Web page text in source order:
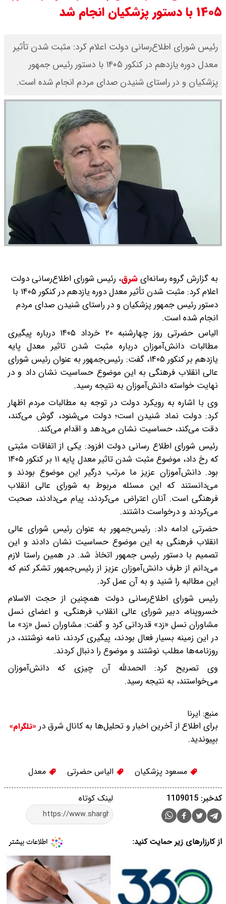
قیمت خودرو‌های ایران خودرو امروز
دوشنبه ۱۹ مرداد ۱۴۰۵ / قیمت پژو
۲۰۷ چند ؟ + جدول
قیمت بیت کوین ،تتر و اتریوم امروز
دوشنبه ۱۹ مرداد ۱۴۰۵ / قیمت تتر چند
؟ + جدول
مرداد ۱۴۰۵ / قیمت دلار چند؟ + جدول
۱۴۰۵ با دستور پزشکیان انجام شد
رئیس شورای اطلاع‌رسانی دولت اعلام کرد: مثبت شدن تأثیر
معدل دوره یازدهم در کنکور ۱۴۰۵ با دستور رئیس جمهور
پزشکیان و در راستای شنیدن صدای مردم انجام شده است.
به گزارش گروه رسانه‌ایشرق، رئیس شورای اطلاع‌رسانی دولت
اعلام کرد: مثبت شدن تأثیر معدل دوره یازدهم در کنکور ۱۴۰۵ با
دستور رئیس جمهور پزشکیان و در راستای شنیدن صدای مردم
انجام شده است.
الیاس حضرتی روز چهارشنبه ۲۰ خرداد ۱۴۰۵ درباره پیگیری
مطالبات دانش‌آموزان درباره مثبت شدن تاثیر معدل پایه
یازدهم بر کنکور ۱۴۰۵، گفت: رئیس‌جمهور به عنوان رئیس شورای
عالی انقلاب فرهنگی به این موضوع حساسیت نشان داد و در
نهایت خواسته دانش‌آموزان به نتیجه رسید.
وی با اشاره به رویکرد دولت در توجه به مطالبات مردم اظهار
کرد: دولت نماد شنیدن است؛ دولت می‌شنود، گوش می‌کند،
دقت می‌کند، حساسیت نشان می‌دهد و اقدام می‌کند.
رئیس شورای اطلاع رسانی دولت افزود: یکی از اتفاقات مثبتی
که رخ داد، موضوع مثبت شدن تاثیر معدل پایه ۱۱ بر کنکور ۱۴۰۵
بود. دانش‌آموزان عزیز ما مرتب درگیر این موضوع بودند و
می‌دانستند که این مسئله مربوط به شورای عالی انقلاب
فرهنگی است. آنان اعتراض می‌کردند، پیام می‌دادند، صحبت
می‌کردند و درخواست داشتند.
حضرتی ادامه داد: رئیس‌جمهور به عنوان رئیس شورای عالی
انقلاب فرهنگی به این موضوع حساسیت نشان دادند و این
تصمیم با دستور رئیس جمهور اتخاذ شد. در همین راستا لازم
می‌دانم از طرف دانش‌آموزان عزیز از رئیس‌جمهور تشکر کنم که
این مطالبه را شنید و به آن عمل کرد.
رئیس شورای اطلاع‌رسانی دولت همچنین از حجت الاسلام
خسروپناه، دبیر شورای عالی انقلاب فرهنگی، و اعضای نسل
مشاوران نسل «زد» قدردانی کرد و گفت: مشاوران نسل «زد» ما
در این زمینه بسیار فعال بودند، پیگیری کردند، نامه نوشتند، در
روزنامه‌ها مطلب نوشتند و موضوع را دنبال کردند.
وی تصریح کرد: الحمدلله آن چیزی که دانش‌آموزان
می‌خواستند، به نتیجه رسید.
منبع: ایرنا
برای اطلاع از آخرین اخبار و تحلیل‌ها به کانال شرق در «تلگرام»
بپیوندید.
مسعود پزشکیان الیاس حضرتی معدل
لینک کوتاه کدخبر: 1109015
از کارزارهای زیر حمایت کنید: